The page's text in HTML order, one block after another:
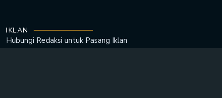
IKLAN
Hubungi Redaksi untuk Pasang Iklan